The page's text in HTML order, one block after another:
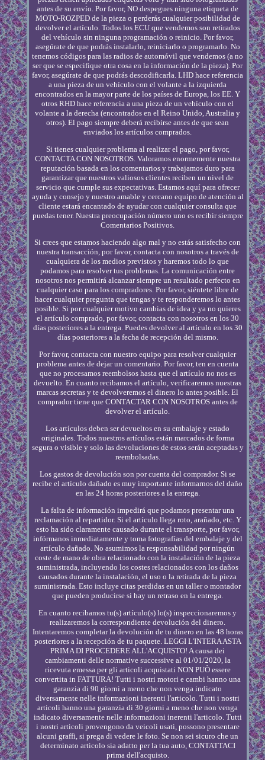
antes de su envío. Por favor, NO despegues ninguna etiqueta de
MOTO-ROZPED de la pieza o perderás cualquier posibilidad de
devolver el artículo. Todos los ECU que vendemos son retirados
del vehículo sin ninguna programación o reinicio. Por favor,
asegúrate de que podrás instalarlo, reiniciarlo o programarlo. No
tenemos códigos para las radios de automóvil que vendemos (a no
ser que se especifique otra cosa en la información de la pieza). Por
favor, asegúrate de que podrás descodificarla. LHD hace referencia
a una pieza de un vehículo con el volante a la izquierda
encontrados en la mayor parte de los países de Europa, los EE. Y
otros RHD hace referencia a una pieza de un vehículo con el
volante a la derecha (encontrados en el Reino Unido, Australia y
otros). El pago siempre deberá recibirse antes de que sean
enviados los artículos comprados.
Si tienes cualquier problema al realizar el pago, por favor,
CONTACTA CON NOSOTROS. Valoramos enormemente nuestra
reputación basada en los comentarios y trabajamos duro para
garantizar que nuestros valiosos clientes reciben un nivel de
servicio que cumple sus expectativas. Estamos aquí para ofrecer
ayuda y consejo y nuestro amable y cercano equipo de atención al
cliente estará encantado de ayudar con cualquier consulta que
puedas tener. Nuestra preocupación número uno es recibir siempre
Comentarios Positivos.
Si crees que estamos haciendo algo mal y no estás satisfecho con
nuestra transacción, por favor, contacta con nosotros a través de
cualquiera de los medios previstos y haremos todo lo que
podamos para resolver tus problemas. La comunicación entre
nosotros nos permitirá alcanzar siempre un resultado perfecto en
cualquier caso para los compradores. Por favor, siéntete libre de
hacer cualquier pregunta que tengas y te responderemos lo antes
posible. Si por cualquier motivo cambias de idea y ya no quieres
el artículo comprado, por favor, contacta con nosotros en los 30
días posteriores a la entrega. Puedes devolver al artículo en los 30
días posteriores a la fecha de recepción del mismo.
Por favor, contacta con nuestro equipo para resolver cualquier
problema antes de dejar un comentario. Por favor, ten en cuenta
que no procesamos reembolsos hasta que el artículo no nos es
devuelto. En cuanto recibamos el artículo, verificaremos nuestras
marcas secretas y te devolveremos el dinero lo antes posible. El
comprador tiene que CONTACTAR CON NOSOTROS antes de
devolver el artículo.
Los artículos deben ser devueltos en su embalaje y estado
originales. Todos nuestros artículos están marcados de forma
segura o visible y solo las devoluciones de estos serán aceptadas y
reembolsadas.
Los gastos de devolución son por cuenta del comprador. Si se
recibe el artículo dañado es muy importante informarnos del daño
en las 24 horas posteriores a la entrega.
La falta de información impedirá que podamos presentar una
reclamación al repartidor. Si el artículo llega roto, arañado, etc. Y
esto ha sido claramente causado durante el transporte, por favor,
infórmanos inmediatamente y toma fotografías del embalaje y del
artículo dañado. No asumimos la responsabilidad por ningún
coste de mano de obra relacionado con la instalación de la pieza
suministrada, incluyendo los costes relacionados con los daños
causados durante la instalación, el uso o la retirada de la pieza
suministrada. Esto incluye citas perdidas en un taller o montador
que pueden producirse si hay un retraso en la entrega.
En cuanto recibamos tu(s) artículo(s) lo(s) inspeccionaremos y
realizaremos la correspondiente devolución del dinero.
Intentaremos completar la devolución de tu dinero en las 48 horas
posteriores a la recepción de tu paquete. LEGGI L'INTERA ASTA
PRIMA DI PROCEDERE ALL'ACQUISTO! A causa dei
cambiamenti delle normative successive al 01/01/2020, la
ricevuta emessa per gli articoli acquistati NON PUÒ essere
convertita in FATTURA! Tutti i nostri motori e cambi hanno una
garanzia di 90 giorni a meno che non venga indicato
diversamente nelle informazioni inerenti l'articolo. Tutti i nostri
articoli hanno una garanzia di 30 giorni a meno che non venga
indicato diversamente nelle informazioni inerenti l'articolo. Tutti
i nostri articoli provengono da veicoli usati, possono presentare
alcuni graffi, si prega di vedere le foto. Se non sei sicuro che un
determinato articolo sia adatto per la tua auto, CONTATTACI
prima dell'acquisto.